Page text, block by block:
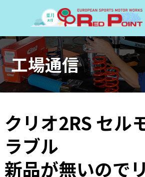
ホーム
トピックス
レッドポイントパーツ
その他サービス
工場通信
クリオ2RS セル
ラブル
新品が無いので